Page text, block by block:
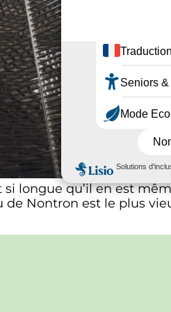
longue qu’il en est
de Nontron est le plus